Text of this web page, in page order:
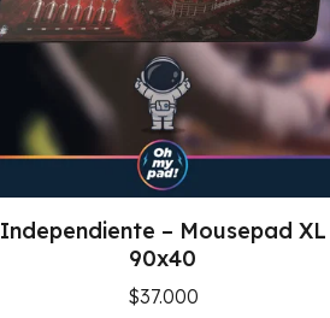
Independiente – Mousepad XL
90x40
$37.000